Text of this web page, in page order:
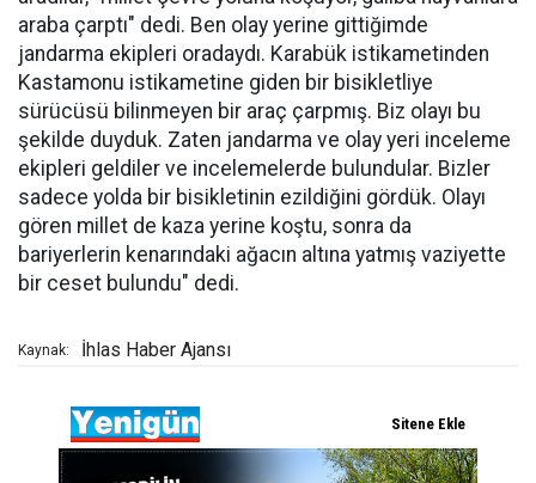
araba çarptı" dedi. Ben olay yerine gittiğimde
jandarma ekipleri oradaydı. Karabük istikametinden
Kastamonu istikametine giden bir bisikletliye
sürücüsü bilinmeyen bir araç çarpmış. Biz olayı bu
şekilde duyduk. Zaten jandarma ve olay yeri inceleme
ekipleri geldiler ve incelemelerde bulundular. Bizler
sadece yolda bir bisikletinin ezildiğini gördük. Olayı
gören millet de kaza yerine koştu, sonra da
bariyerlerin kenarındaki ağacın altına yatmış vaziyette
bir ceset bulundu" dedi.
Kaynak: İhlas Haber Ajansı